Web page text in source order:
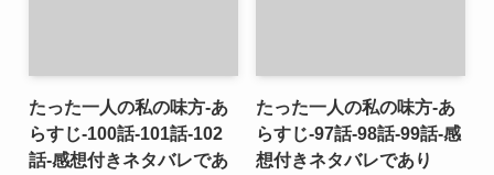
たった一人の私の味方-あ
らすじ-100話-101話-102
話-感想付きネタバレであ
たった一人の私の味方-あ
らすじ-97話-98話-99話-感
想付きネタバレであり